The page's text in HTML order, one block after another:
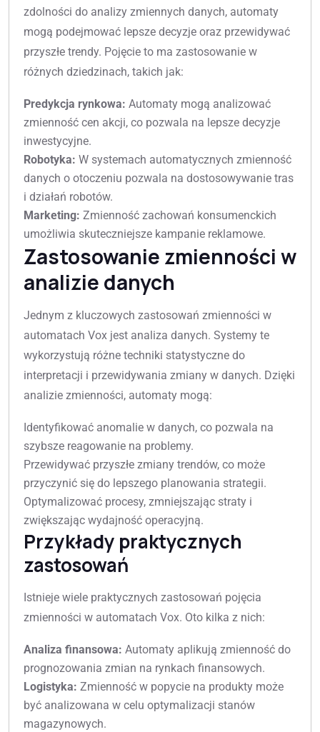
zdolności do analizy zmiennych danych, automaty
mogą podejmować lepsze decyzje oraz przewidywać
przyszłe trendy. Pojęcie to ma zastosowanie w
różnych dziedzinach, takich jak:
Predykcja rynkowa: Automaty mogą analizować
zmienność cen akcji, co pozwala na lepsze decyzje
inwestycyjne.
Robotyka: W systemach automatycznych zmienność
danych o otoczeniu pozwala na dostosowywanie tras
i działań robotów.
Marketing: Zmienność zachowań konsumenckich
umożliwia skuteczniejsze kampanie reklamowe.
Zastosowanie zmienności w
analizie danych
Jednym z kluczowych zastosowań zmienności w
automatach Vox jest analiza danych. Systemy te
wykorzystują różne techniki statystyczne do
interpretacji i przewidywania zmiany w danych. Dzięki
analizie zmienności, automaty mogą:
Identyfikować anomalie w danych, co pozwala na
szybsze reagowanie na problemy.
Przewidywać przyszłe zmiany trendów, co może
przyczynić się do lepszego planowania strategii.
Optymalizować procesy, zmniejszając straty i
zwiększając wydajność operacyjną.
Przykłady praktycznych
zastosowań
Istnieje wiele praktycznych zastosowań pojęcia
zmienności w automatach Vox. Oto kilka z nich:
Analiza finansowa: Automaty aplikują zmienność do
prognozowania zmian na rynkach finansowych.
Logistyka: Zmienność w popycie na produkty może
być analizowana w celu optymalizacji stanów
magazynowych.